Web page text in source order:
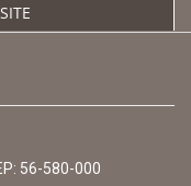
56-580-000